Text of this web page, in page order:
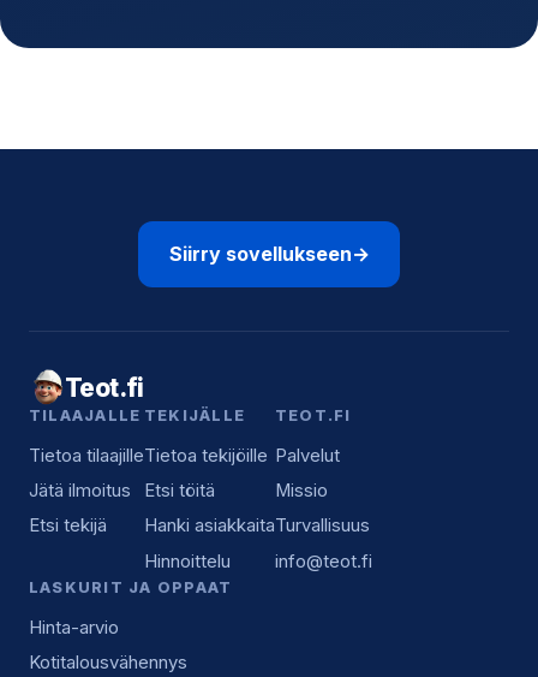
Siirry sovellukseen→
Teot.fi
TILAAJALLE
Tietoa tilaajille
Jätä ilmoitus
Etsi tekijä
TEKIJÄLLE
Tietoa tekijöille
Etsi töitä
Hanki asiakkaita
Hinnoittelu
TEOT.FI
Palvelut
Missio
Turvallisuus
info@teot.fi
LASKURIT JA OPPAAT
Hinta-arvio
Kotitalousvähennys